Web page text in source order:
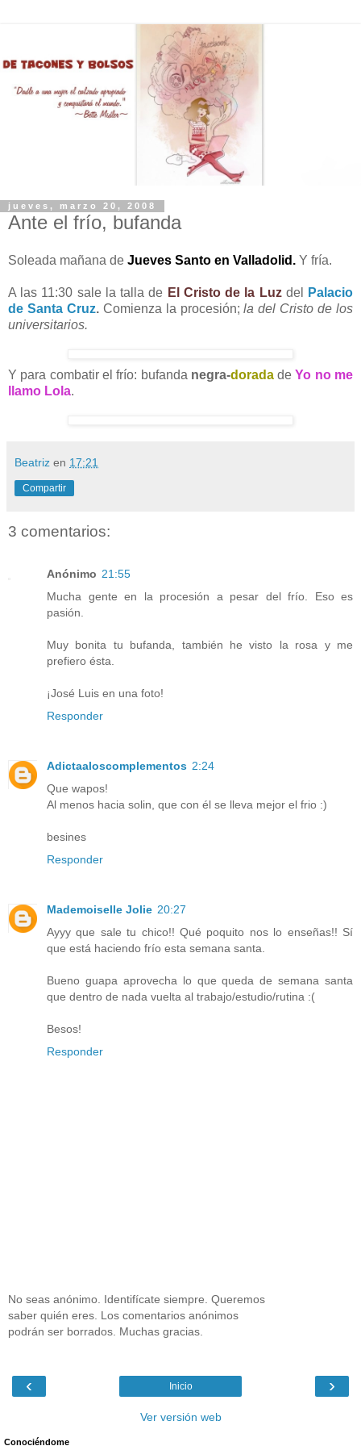
jueves, marzo 20, 2008
Ante el frío, bufanda
Soleada mañana de Jueves Santo en Valladolid. Y fría.
A las 11:30 sale la talla de El Cristo de la Luzdel
Palacio
de Santa Cruz.Comienza la procesión;la del Cristo de los
universitarios.
Y para combatir el frío: bufanda negra-dorada deYo no me
llamo Lola.
Beatriz en 17:21
Compartir
3 comentarios:
Anónimo 21:55
Mucha gente en la procesión a pesar del frío. Eso es
pasión.
Muy bonita tu bufanda, también he visto la rosa y me
prefiero ésta.
¡José Luis en una foto!
Responder
Adictaaloscomplementos 2:24
Que wapos!
Al menos hacia solin, que con él se lleva mejor el frio :)
besines
Responder
Mademoiselle Jolie 20:27
Ayyy que sale tu chico!! Qué poquito nos lo enseñas!! Sí
que está haciendo frío esta semana santa.
Bueno guapa aprovecha lo que queda de semana santa
que dentro de nada vuelta al trabajo/estudio/rutina :(
Besos!
Responder
No seas anónimo. Identifícate siempre. Queremos
saber quién eres. Los comentarios anónimos
podrán ser borrados. Muchas gracias.
‹ ›
Inicio
Ver versión web
Conociéndome